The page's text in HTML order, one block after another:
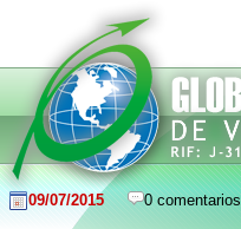
09/07/2015 0 comentarios